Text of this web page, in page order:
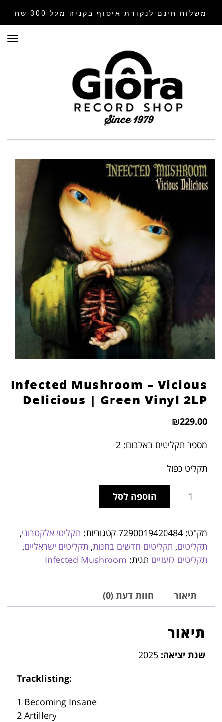
משלוח חינם לנקודת איסוף בקניה מעל 300 שח
Infected Mushroom – Vicious
Delicious | Green Vinyl 2LP
₪229.00
מספר תקליטים באלבום: 2
תקליט כפול
הוספה לסל
מק"ט: 7290019420484 קטגוריות: תקליטי אלקטרוני,
תקליטים, תקליטים חדשים בחנות, תקליטים ישראליים,
תקליטים לועזיים תגית: Infected Mushroom
תיאור חוות דעת (0)
תיאור
שנת יציאה: 2025
Tracklisting:
1 Becoming Insane
2 Artillery